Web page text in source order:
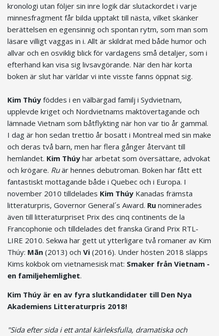
kronologi utan följer sin inre logik där slutackordet i varje
minnesfragment får bilda upptakt till nästa, vilket skänker
berättelsen en egensinnig och spontan rytm, som man som
läsare villigt vaggas in i. Allt är skildrat med både humor och
allvar och en osviklig blick för vardagens små detaljer, som i
efterhand kan visa sig livsavgörande. När den här korta
boken är slut har världar vi inte visste fanns öppnat sig.
Kim Thúy föddes i en välbärgad familj i Sydvietnam,
upplevde kriget och Nordvietnams maktövertagande och
lämnade Vietnam som båtflykting när hon var tio år gammal.
I dag är hon sedan trettio år bosatt i Montreal med sin make
och deras två barn, men har flera gånger återvänt till
hemlandet. Kim Thúy har arbetat som översättare, advokat
och krögare. Ruär hennes debutroman. Boken har fått ett
fantastiskt mottagande både i Quebec och i Europa. I
november 2010 tilldelades Kim Thúy Kanadas främsta
litteraturpris, Governor General´s Award. Ru nominerades
även till litteraturpriset Prix des cinq continents de la
Francophonie och tilldelades det franska Grand Prix RTL-
LIRE 2010. Sekwa har gett ut ytterligare två romaner av Kim
Thúy: Mãn (2013) och Vi (2016). Under hösten 2018 släpps
Kims kokbok om vietnamesisk mat: Smaker från Vietnam -
en familjehemlighet.
Kim Thúy är en av fyra slutkandidater till Den Nya
Akademiens Litteraturpris 2018!
"Sida efter sida i ett antal kärleksfulla, dramatiska och